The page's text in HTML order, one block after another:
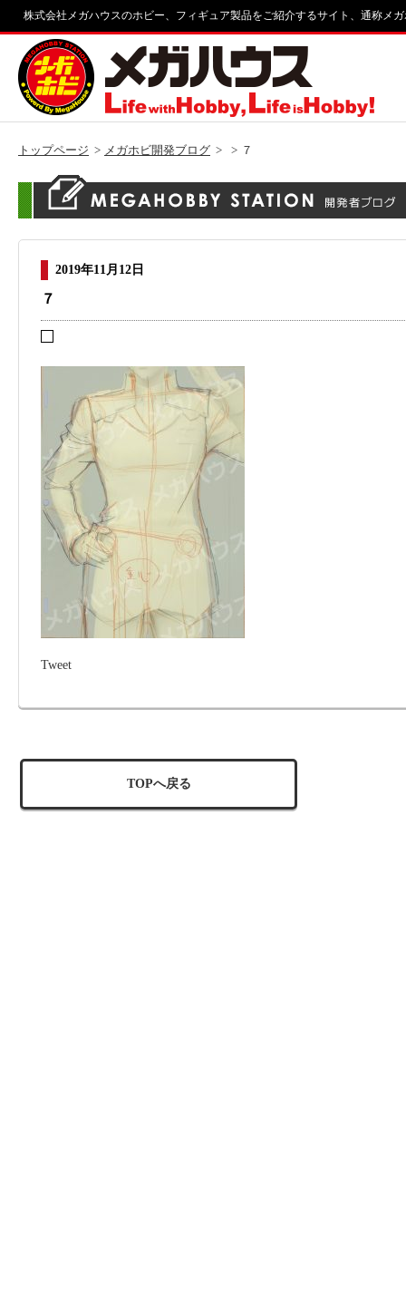
株式会社メガハウスのホビー、フィギュア製品をご紹介するサイト、通称メ
トップページ メガホビ開発ブログ ７
2019年11月12日
７
Tweet
TOPへ戻る